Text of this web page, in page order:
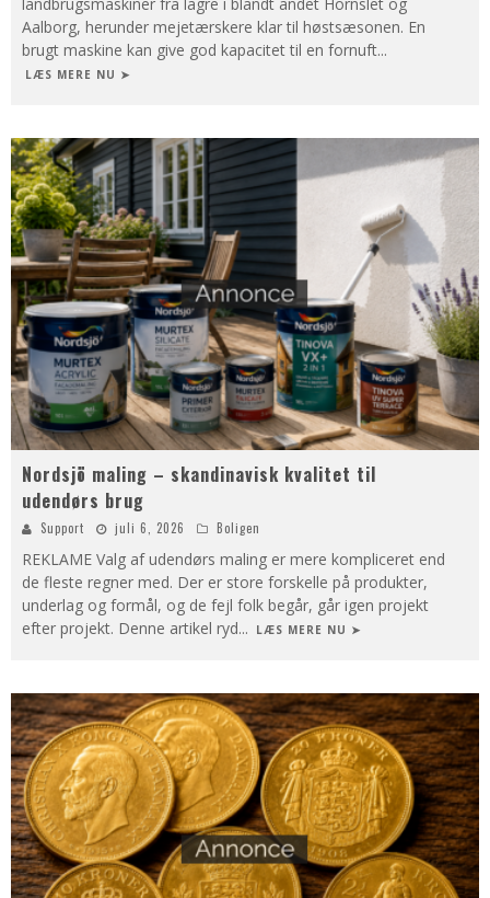
Aalborg, herunder mejetærskere klar til høstsæsonen. En
brugt maskine kan give god kapacitet til en fornuft...
LÆS MERE NU ➤
Nordsjö maling – skandinavisk kvalitet til
udendørs brug
Support juli 6, 2026 Boligen
REKLAME Valg af udendørs maling er mere kompliceret end
de fleste regner med. Der er store forskelle på produkter,
underlag og formål, og de fejl folk begår, går igen projekt
efter projekt. Denne artikel ryd... LÆS MERE NU ➤